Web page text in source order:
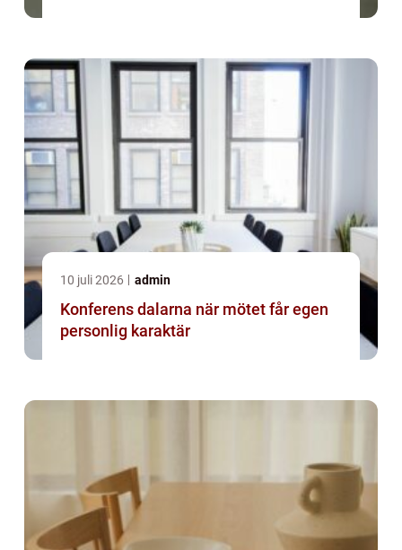
10 juli 2026 admin
Konferens dalarna när mötet får egen
personlig karaktär